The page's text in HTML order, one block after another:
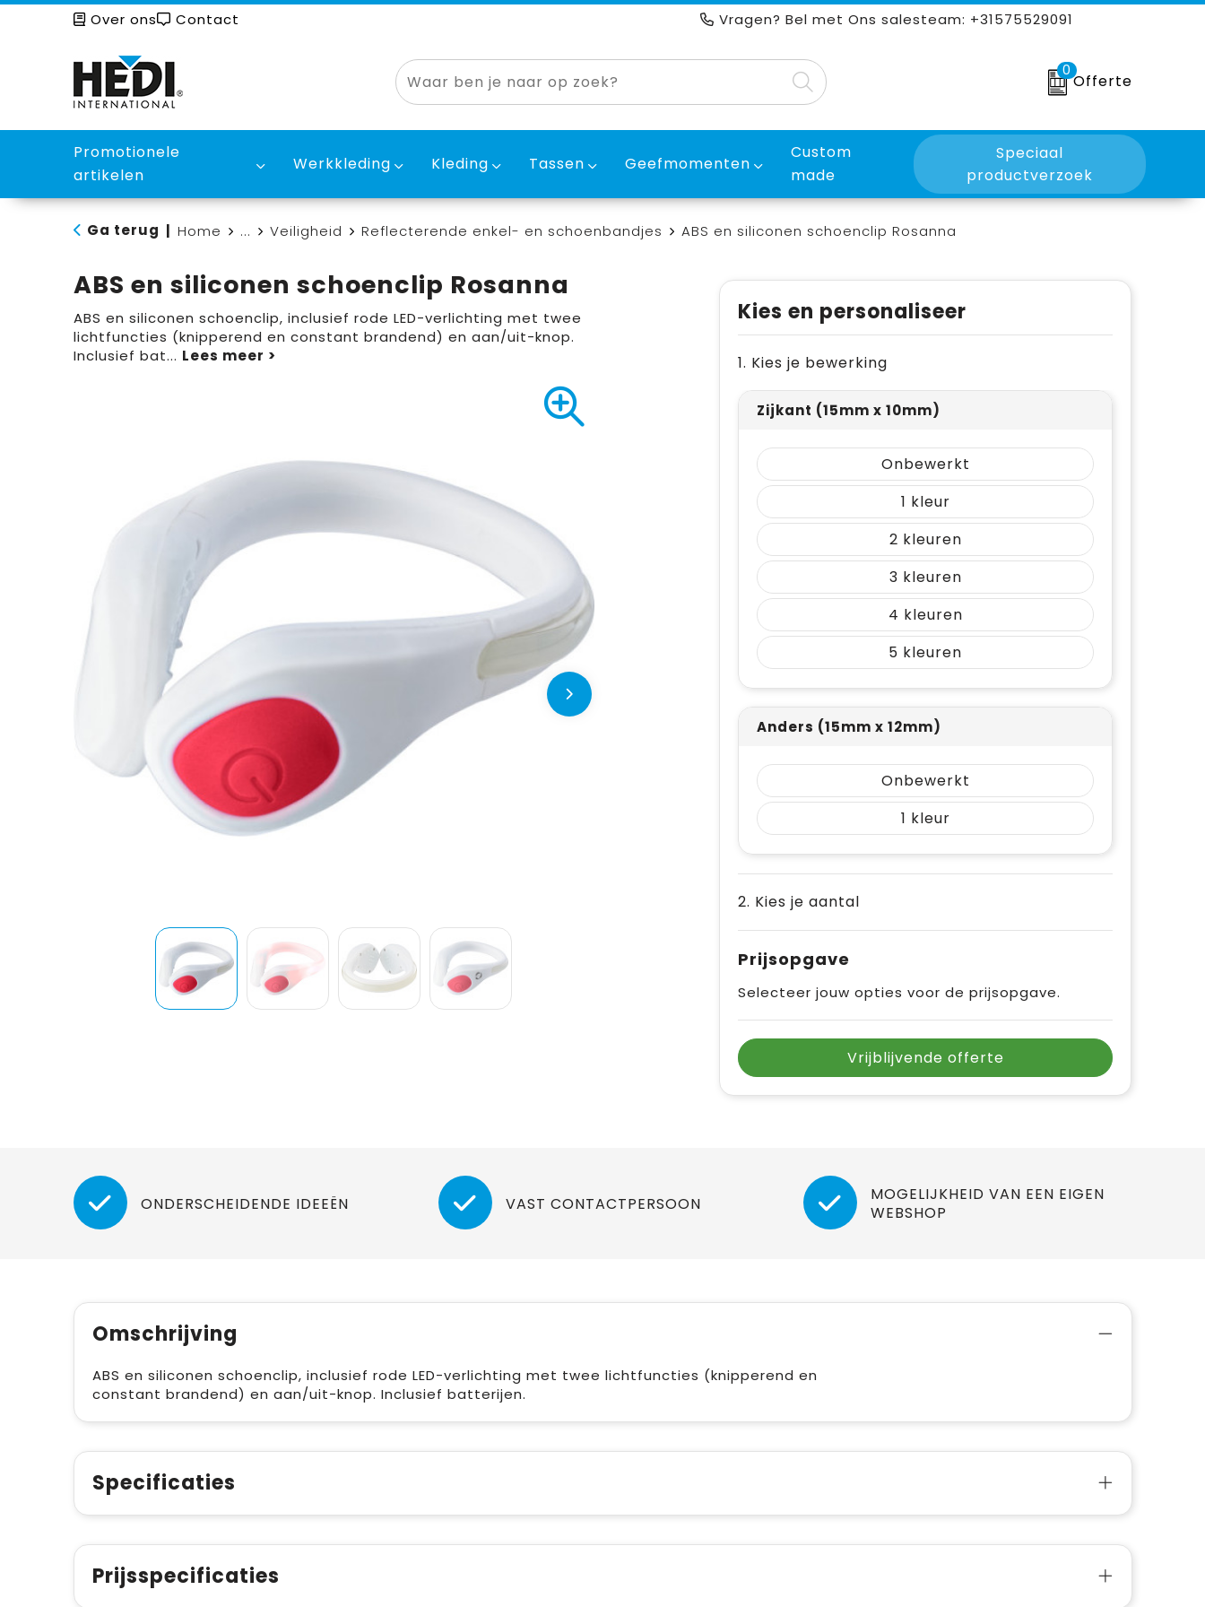
Over ons Contact Vragen? Bel met Ons salesteam: +31575529091
0
Offerte
Promotionele
artikelen
Werkkleding Kleding Tassen Geefmomenten
Custom
made
Speciaal
productverzoek
Ga terug Home ... Veiligheid Reflecterende enkel- en schoenbandjes ABS en siliconen schoenclip Rosanna
ABS en siliconen schoenclip Rosanna
ABS en siliconen schoenclip, inclusief rode LED-verlichting met twee
lichtfuncties (knipperend en constant brandend) en aan/uit-knop.
Inclusief bat...
Kies en personaliseer
1. Kies je bewerking
Zijkant (15mm x 10mm)
Onbewerkt
1
2
3
4
5
Anders (15mm x 12mm)
Onbewerkt
1
2. Kies je aantal
Prijsopgave
Selecteer jouw opties voor de prijsopgave.
Vrijblijvende offerte
ONDERSCHEIDENDE IDEEËN VAST CONTACTPERSOON
MOGELIJKHEID VAN EEN EIGEN
WEBSHOP
Omschrijving
ABS en siliconen schoenclip, inclusief rode LED-verlichting met twee lichtfuncties (knipperend en
constant brandend) en aan/uit-knop. Inclusief batterijen.
Specificaties
Prijsspecificaties